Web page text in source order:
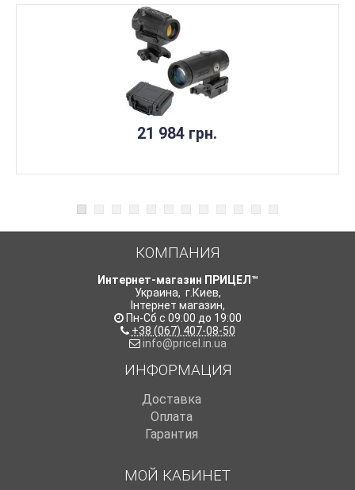
21 984 грн.
КОМПАНИЯ
Интернет-магазин ПРИЦЕЛ™
Украина, г.Киев,
Інтернет магазин,
Пн-Сб с 09:00 до 19:00
+38 (067) 407-08-50
info@pricel.in.ua
ИНФОРМАЦИЯ
Доставка
Оплата
Гарантия
МОЙ КАБИНЕТ